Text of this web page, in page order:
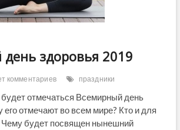
и
в
здоровья 2019
комментариев праздники
будет отмечаться Всемирный день
отмечают во всем мире? Кто и для
Чему будет посвящен нынешний